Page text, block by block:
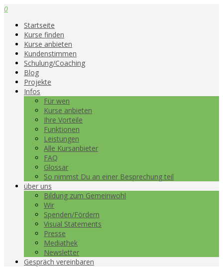
0
Startseite
Kurse finden
Kurse anbieten
Kundenstimmen
Schulung/Coaching
Blog
Projekte
Infos
Für wen
Kurse anbieten
Ihre Vorteile
Funktionen
Leistungen
Alle Kursanbieter
FAQ
Glossar
So nimmst Du an einer Besprechung teil
über uns
Bildung zum Gemeinwohl
Wir
Spenden/Fördern
Visual Statements
Presse
Mediathek
Newsletter
Gespräch vereinbaren